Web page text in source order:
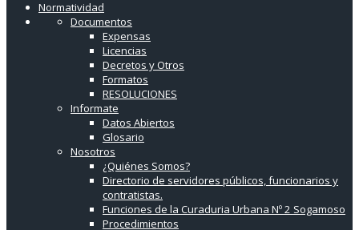
Normatividad
Documentos
Expensas
Licencias
Decretos y Otros
Formatos
RESOLUCIONES
Informate
Datos Abiertos
Glosario
Nosotros
¿Quiénes Somos?
Directorio de servidores públicos, funcionarios y
contratistas.
Funciones de la Curaduria Urbana Nº 2 Sogamoso
Procedimientos